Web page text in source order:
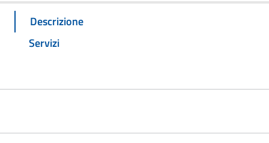
Descrizione
Servizi